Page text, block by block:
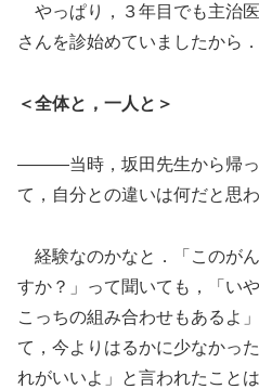
やっぱり，３年目でも主治
さんを診始めていましたから．
＜全体と，一人と＞
―――当時，坂田先生から帰っ
て，自分との違いは何だと思
経験なのかなと．「このが
すか？」って聞いても，「い
こっちの組み合わせもあるよ
て，今よりはるかに少なかっ
れがいいよ」と言われたこと